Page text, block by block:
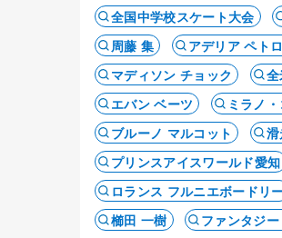
全国中学校スケート大会
周藤 集
アデリア ペト
マディソン チョック
エバン ベーツ
ミラノ
ブルーノ マルコット
プリンスアイスワールド愛知
ロランス フルニエボードリ
櫛田 一樹
ファンタジ